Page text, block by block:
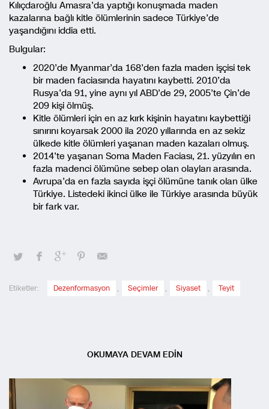
Kılıçdaroğlu Amasra’da yaptığı konuşmada maden
kazalarına bağlı kitle ölümlerinin sadece Türkiye’de
yaşandığını iddia etti.
Bulgular:
2020’de Myanmar’da 168’den fazla maden işçisi tek
bir maden faciasında hayatını kaybetti. 2010’da
Rusya’da 91, yine aynı yıl ABD’de 29, 2005’te Çin’de
209 kişi ölmüş.
Kitle ölümleri için en az kırk kişinin hayatını kaybettiği
sınırını koyarsak 2000 ila 2020 yıllarında en az sekiz
ülkede kitle ölümleri yaşanan maden kazaları olmuş.
2014’te yaşanan Soma Maden Faciası, 21. yüzyılın en
fazla madenci ölümüne sebep olan olayları arasında.
Avrupa’da en fazla sayıda işçi ölümüne tanık olan ülke
Türkiye. Listedeki ikinci ülke ile Türkiye arasında büyük
bir fark var.
Etiketler: Dezenformasyon , Seçimler , Siyaset , Teyit
OKUMAYA DEVAM EDİN